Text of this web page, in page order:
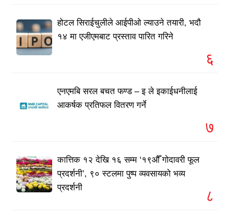
होटल सिराईचुलीले आईपीओ ल्याउने तयारी, भदौ
१४ मा एजीएमबाट प्रस्ताव पारित गरिने
६
एनएमबि सरल बचत फण्ड – इ ले इकाईधनीलाई
आकर्षक प्रतिफल वितरण गर्ने
७
कात्तिक १२ देखि १६ सम्म ‘१९औँ गोदावरी फूल
प्रदर्शनी’, ९० स्टलमा पुष्प व्यवसायको भव्य
प्रदर्शनी
८